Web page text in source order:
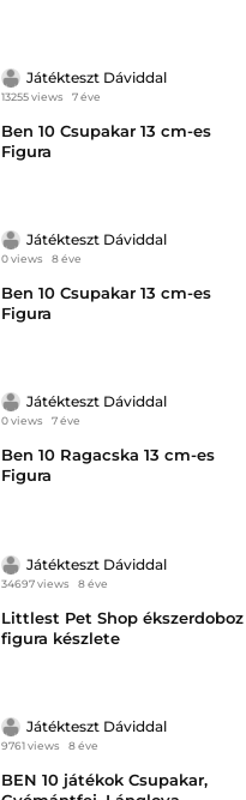
Játékteszt Dáviddal
13255 views 7 éve
Ben 10 Csupakar 13 cm-es
Figura
Játékteszt Dáviddal
0 views 8 éve
Ben 10 Csupakar 13 cm-es
Figura
Játékteszt Dáviddal
0 views 7 éve
Ben 10 Ragacska 13 cm-es
Figura
Játékteszt Dáviddal
34697 views 8 éve
Littlest Pet Shop ékszerdoboz
figura készlete
Játékteszt Dáviddal
9761 views 8 éve
BEN 10 játékok Csupakar,